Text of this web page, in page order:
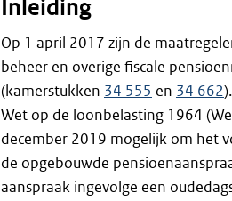
Inleiding
Op 1 april 2017 zijn de
beheer en overige fiscale
(kamerstukken 34 555 en 34 662
Wet op de loonbelasting 1964
december 2019 mogelijk om het
de opgebouwde
aanspraak ingevolge een